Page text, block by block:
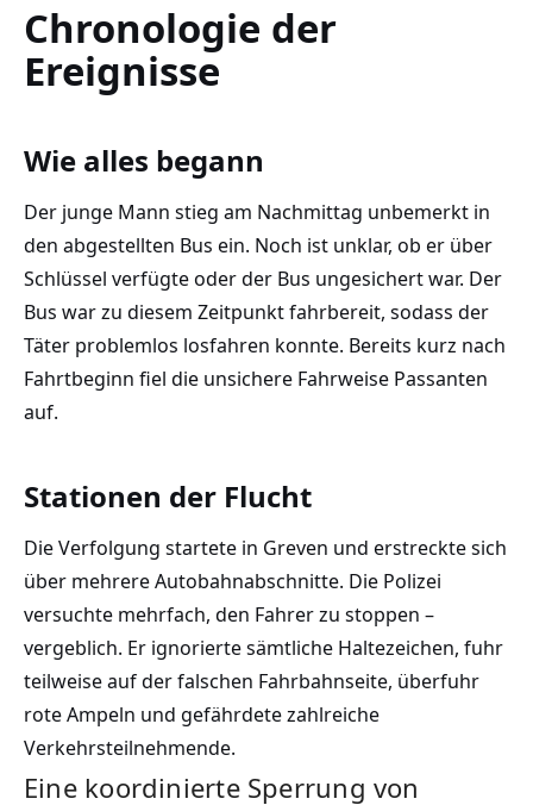
Chronologie der
Ereignisse
Wie alles begann
Der junge Mann stieg am Nachmittag unbemerkt in
den abgestellten Bus ein. Noch ist unklar, ob er über
Schlüssel verfügte oder der Bus ungesichert war. Der
Bus war zu diesem Zeitpunkt fahrbereit, sodass der
Täter problemlos losfahren konnte. Bereits kurz nach
Fahrtbeginn fiel die unsichere Fahrweise Passanten
auf.
Stationen der Flucht
Die Verfolgung startete in Greven und erstreckte sich
über mehrere Autobahnabschnitte. Die Polizei
versuchte mehrfach, den Fahrer zu stoppen –
vergeblich. Er ignorierte sämtliche Haltezeichen, fuhr
teilweise auf der falschen Fahrbahnseite, überfuhr
rote Ampeln und gefährdete zahlreiche
Verkehrsteilnehmende.
Eine koordinierte Sperrung von